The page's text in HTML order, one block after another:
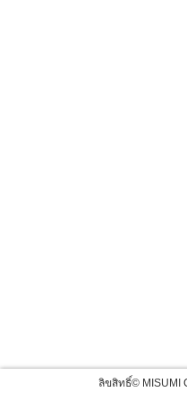
ลิขสิทธิ์© MISUMI